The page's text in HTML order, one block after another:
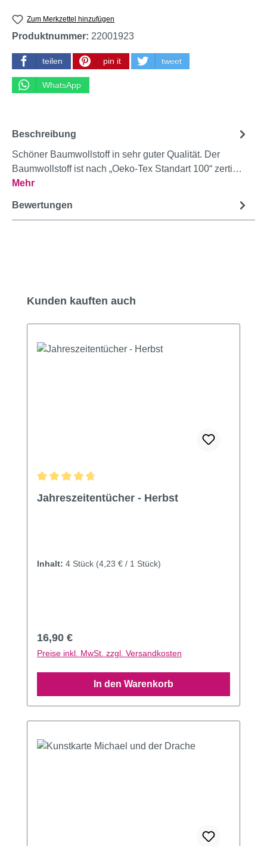
Zum Merkzettel hinzufügen
Produktnummer: 22001923
teilen pin it tweet
WhatsApp
Beschreibung
Schöner Baumwollstoff in sehr guter Qualität. Der
Baumwollstoff ist nach „Oeko-Tex Standart 100“ zerti…
Mehr
Bewertungen
Produktgalerie überspringen
Kunden kauften auch
Jahreszeitentücher - Herbst
Inhalt: 4 Stück (4,23 € / 1 Stück)
Regulärer Preis:
16,90 €
Preise inkl. MwSt. zzgl. Versandkosten
In den Warenkorb